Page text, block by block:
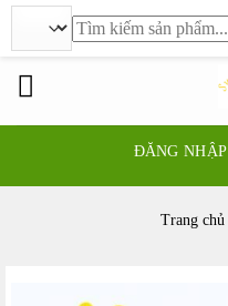
ĐĂNG NHẬP
Tìm
kiếm:
Trang chủ